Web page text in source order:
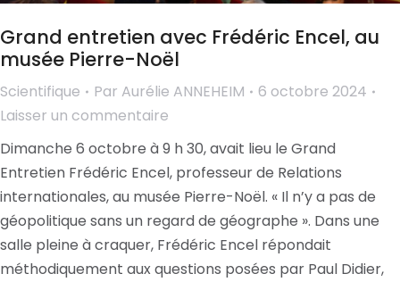
Grand entretien avec Frédéric Encel, au
musée Pierre-Noël
Scientifique Par Aurélie ANNEHEIM
6 octobre 2024
Laisser un commentaire
Dimanche 6 octobre à 9 h 30, avait lieu le Grand
Entretien Frédéric Encel, professeur de Relations
internationales, au musée Pierre-Noël. « Il n’y a pas de
géopolitique sans un regard de géographe ». Dans une
salle pleine à craquer, Frédéric Encel répondait
méthodiquement aux questions posées par Paul Didier,